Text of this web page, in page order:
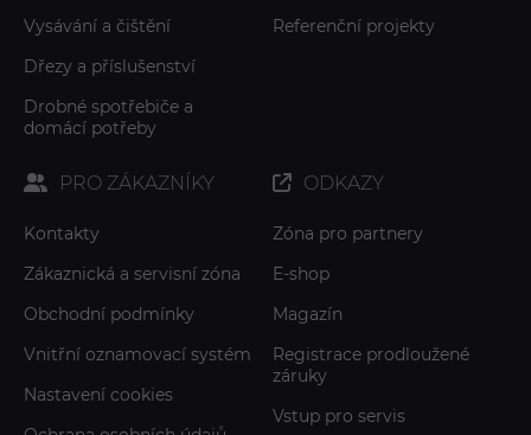
Vysávání a čištění
Dřezy a příslušenství
Drobné spotřebiče a
domácí potřeby
Referenční projekty
PRO ZÁKAZNÍKY
Kontakty
Zákaznická a servisní zóna
Obchodní podmínky
Vnitřní oznamovací systém
Nastavení cookies
ODKAZY
Zóna pro partnery
E-shop
Magazín
Registrace prodloužené
záruky
Vstup pro servis